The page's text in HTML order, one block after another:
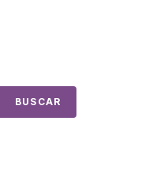
BUSCAR